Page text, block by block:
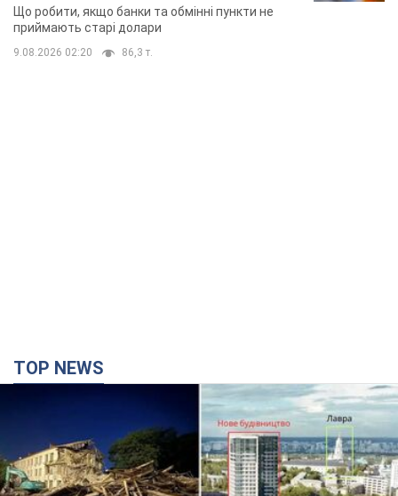
Що робити, якщо банки та обмінні пункти не
приймають старі долари
9.08.2026 02:20 86,3 т.
TOP NEWS